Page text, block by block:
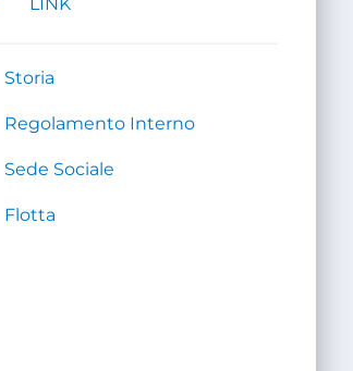
Storia
Regolamento Interno
Sede Sociale
Flotta